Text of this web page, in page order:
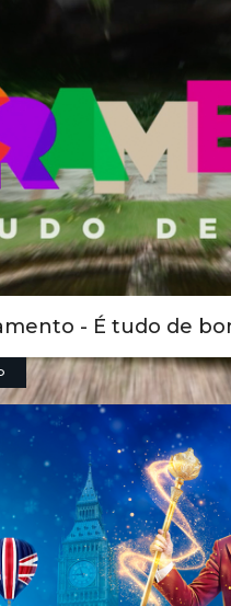
- É tudo de